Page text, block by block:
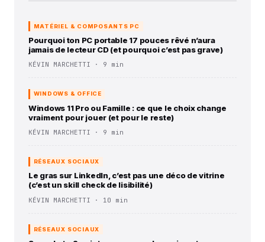
MATÉRIEL & COMPOSANTS PC
Pourquoi ton PC portable 17 pouces rêvé n’aura
jamais de lecteur CD (et pourquoi c’est pas grave)
KÉVIN MARCHETTI · 9 min
WINDOWS & OFFICE
Windows 11 Pro ou Famille : ce que le choix change
vraiment pour jouer (et pour le reste)
KÉVIN MARCHETTI · 9 min
RÉSEAUX SOCIAUX
Le gras sur LinkedIn, c’est pas une déco de vitrine
(c’est un skill check de lisibilité)
KÉVIN MARCHETTI · 10 min
RÉSEAUX SOCIAUX